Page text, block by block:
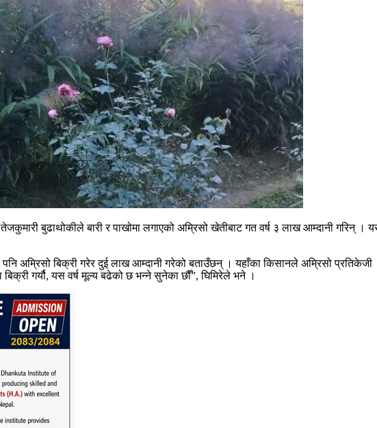
बुढाथोकीले बारी र पाखोमा लगाएको अम्रिसो खेतीबाट गत वर्ष ३ लाख आम्दानी गरिन् ।
पनि अम्रिसो बिक्री गरेर दुई लाख आम्दानी गरेको बताउँछन् । यहाँका किसानले अम्रिसो प्रतिकेजी
गर्यौ, यस वर्ष मूल्य बढेको छ भन्ने सुनेका छौँ”, घिमिरेले भने ।